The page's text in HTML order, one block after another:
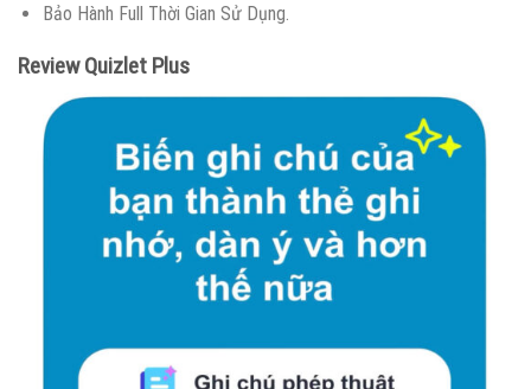
Bảo Hành Full Thời Gian Sử Dụng.
Review Quizlet Plus